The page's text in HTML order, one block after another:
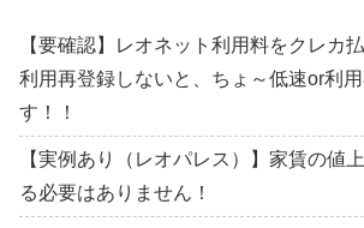
【要確認】レオネット利用料をクレカ
利用再登録しないと、ちょ～低速or利
す！！
【実例あり（レオパレス）】家賃の値
る必要はありません！